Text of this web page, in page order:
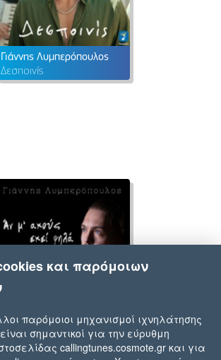
Γιάννης Λυμπερόπουλος
Δεσποινίς
Γιάννης Λυμπερόπουλος
Αν Μ' Ακούς Εκεί Ψηλά
και παρόμοιων
παρόμοιοι μηχανισμοί ιχνηλάτησης
σημαντικοί για την εύρυθμη
callingtunes.cosmote.gr και για